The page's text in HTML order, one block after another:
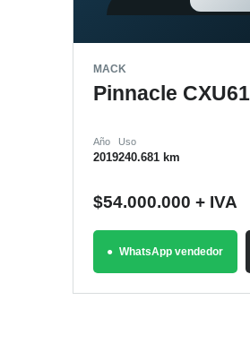
MACK
Pinnacle
Año
2019
Uso
240.681 km
$54.000.000 + IVA
WhatsApp vendedor